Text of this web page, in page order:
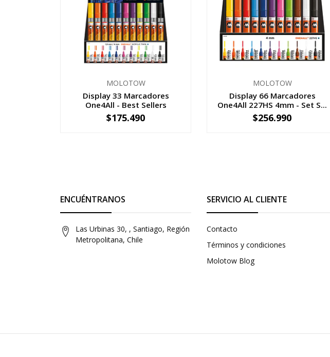
MOLOTOW
Display 33 Marcadores
One4All - Best Sellers
+
$175.490
MOLOTOW
Display 66 Marcadores
One4All 227HS 4mm - Set S...
+
$256.990
ENCUÉNTRANOS
Las Urbinas 30, , Santiago, Región
Metropolitana, Chile
SERVICIO AL CLIENTE
Contacto
Términos y condiciones
Molotow Blog